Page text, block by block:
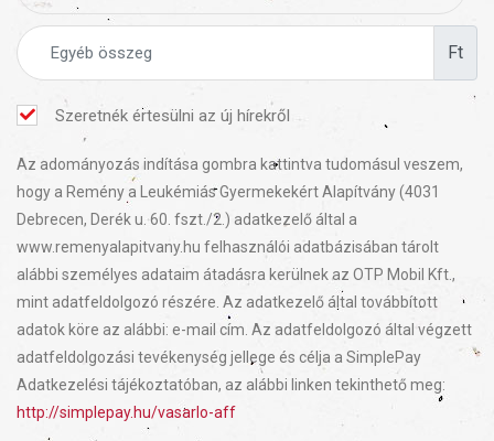
Ft
Szeretnék értesülni az új hírekről
Az adományozás indítása gombra kattintva tudomásul veszem,
hogy a Remény a Leukémiás Gyermekekért Alapítvány (4031
Debrecen, Derék u. 60. fszt./2.) adatkezelő által a
www.remenyalapitvany.hu felhasználói adatbázisában tárolt
alábbi személyes adataim átadásra kerülnek az OTP Mobil Kft.,
mint adatfeldolgozó részére. Az adatkezelő által továbbított
adatok köre az alábbi: e-mail cím. Az adatfeldolgozó által végzett
adatfeldolgozási tevékenység jellege és célja a SimplePay
Adatkezelési tájékoztatóban, az alábbi linken tekinthető meg:
http://simplepay.hu/vasarlo-aff